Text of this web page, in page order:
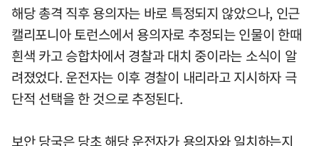
해당 총격 직후 용의자는 바로 특정되지 않았으나, 인근
캘리포니아 토런스에서 용의자로 추정되는 인물이 한때
흰색 카고 승합차에서 경찰과 대치 중이라는 소식이 알
려졌었다. 운전자는 이후 경찰이 내리라고 지시하자 극
단적 선택을 한 것으로 추정된다.
보안 당국은 당초 해당 운전자가 용의자와 일치하는지